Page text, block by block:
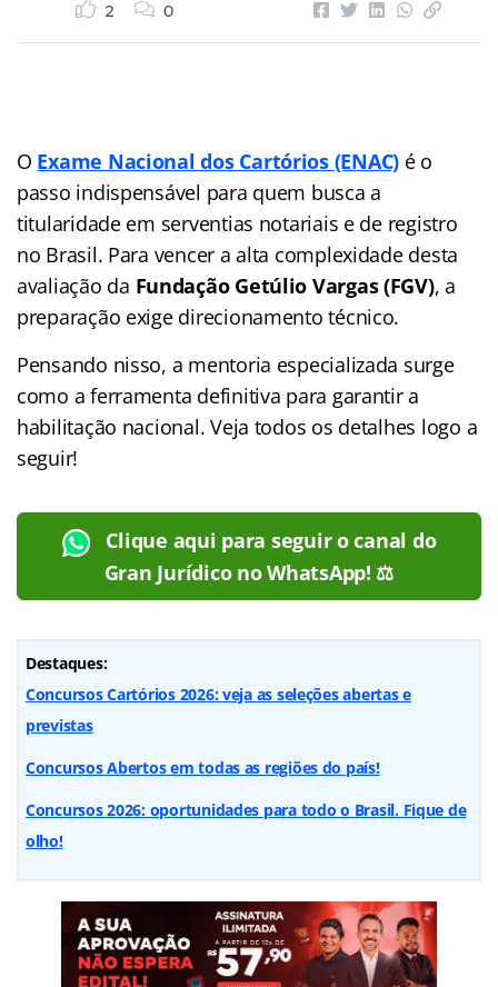
2 0
O Exame Nacional dos Cartórios (ENAC) é o
passo indispensável para quem busca a
titularidade em serventias notariais e de registro
no Brasil. Para vencer a alta complexidade desta
avaliação da Fundação Getúlio Vargas (FGV), a
preparação exige direcionamento técnico.
Pensando nisso, a mentoria especializada surge
como a ferramenta definitiva para garantir a
habilitação nacional. Veja todos os detalhes logo a
seguir!
Clique aqui para seguir o canal do
Gran Jurídico no WhatsApp! ⚖️
Destaques:
Concursos Cartórios 2026: veja as seleções abertas e
previstas
Concursos Abertos em todas as regiões do país!
Concursos 2026: oportunidades para todo o Brasil. Fique de
olho!